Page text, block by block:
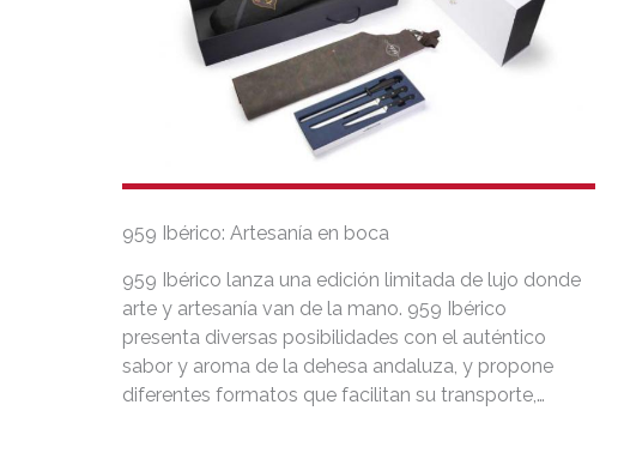
959 Ibérico: Artesanía en boca
959 Ibérico lanza una edición limitada de lujo donde
arte y artesanía van de la mano. 959 Ibérico
presenta diversas posibilidades con el auténtico
sabor y aroma de la dehesa andaluza, y propone
diferentes formatos que facilitan su transporte,